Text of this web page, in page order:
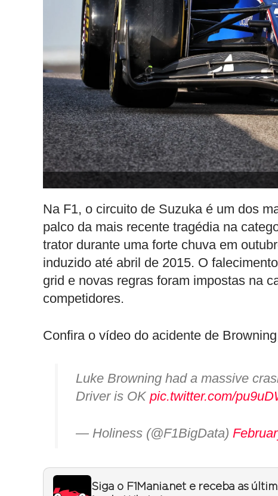
Na F1, o circuito de Suzuka é um dos
palco da mais recente tragédia na
trator durante uma forte chuva em
induzido até abril de 2015. O
grid e novas regras foram impostas na
competidores.
Confira o vídeo do acidente de
Luke Browning had a massive
Driver is OK pic.twitter.com/
— Holiness (@F1BigData)
Siga o F1Mania.net e receba as